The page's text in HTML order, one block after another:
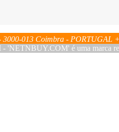
3000-013 Coimbra - PORTUGAL
'NETNBUY.COM' é uma marca